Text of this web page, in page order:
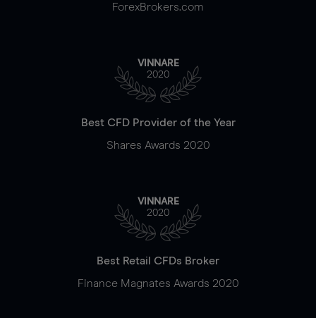
ForexBrokers.com
VINNARE
2020
Best CFD Provider of the Year
Shares Awards 2020
VINNARE
2020
Best Retail CFDs Broker
Finance Magnates Awards 2020